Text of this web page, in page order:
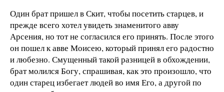
Один брат пришел в Скит, чтобы посетить старцев, и
прежде всего хотел увидеть знаменитого авву
Арсения, но тот не согласился его принять. После этого
он пошел к авве Моисею, который принял его радостно
и любезно. Смущенный такой разницей в обхождении,
брат молился Богу, спрашивая, как это произошло, что
один старец избегает людей во имя Его, а другой по